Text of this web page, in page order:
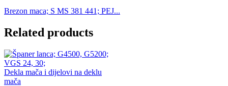
Brezon maca; S MS 381 441; PEJ...
Related products
Dekla mača i dijelovi na deklu
mača